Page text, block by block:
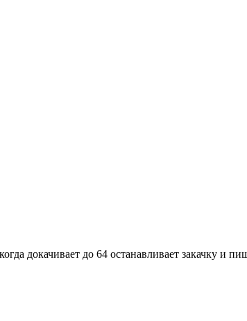
докачивает до 64 останавливает закачку и